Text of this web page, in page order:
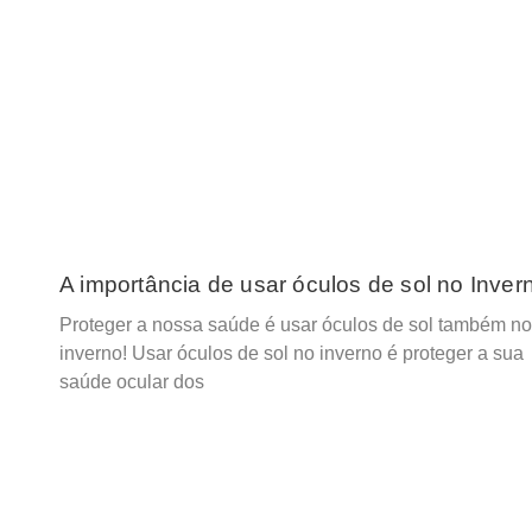
A importância de usar óculos de sol no
Proteger a nossa saúde é usar óculos de sol também no
inverno! Usar óculos de sol no inverno é proteger a sua
saúde ocular dos